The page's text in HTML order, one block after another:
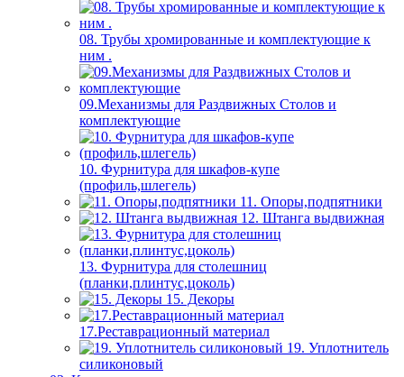
08. Трубы хромированные и комплектующие к
ним .
09.Механизмы для Раздвижных Столов и
комплектующие
10. Фурнитура для шкафов-купе
(профиль,шлегель)
11. Опоры,подпятники
12. Штанга выдвижная
13. Фурнитура для столешниц
(планки,плинтус,цоколь)
15. Декоры
17.Реставрационный материал
19. Уплотнитель
силиконовый